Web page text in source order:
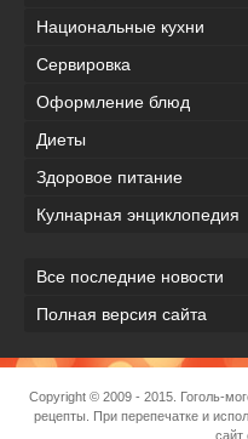
Национальные кухни
Сервировка
Оформление блюд
Диеты
Здоровое питание
Кулнарная энциклопедия
Все последние новости
Полная версия сайта
Copyright © 2009 - 2015. Гоголь-
рецепты. При перепечатке и
сайт